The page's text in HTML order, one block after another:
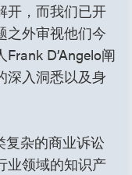
开，而我们已开
之外审视他们今
D’Angelo阐
深入洞悉以及身
复杂的商业诉讼
业领域的知识产